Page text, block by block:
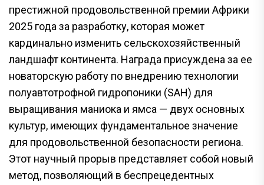
престижной продовольственной премии Африки
2025 года за разработку, которая может
кардинально изменить сельскохозяйственный
ландшафт континента. Награда присуждена за ее
новаторскую работу по внедрению технологии
полуавтотрофной гидропоники (SAH) для
выращивания маниока и ямса — двух основных
культур, имеющих фундаментальное значение
для продовольственной безопасности региона.
Этот научный прорыв представляет собой новый
метод, позволяющий в беспрецедентных